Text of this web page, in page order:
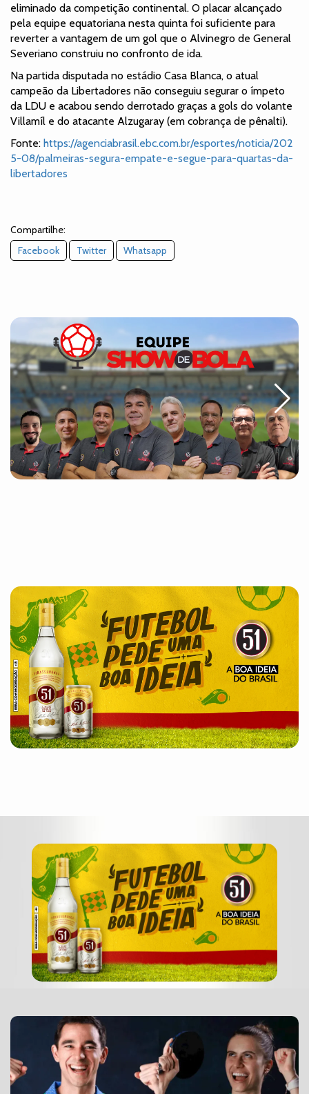
eliminado da competição continental. O placar alcançado
pela equipe equatoriana nesta quinta foi suficiente para
reverter a vantagem de um gol que o Alvinegro de General
Severiano construiu no confronto de ida.
Na partida disputada no estádio Casa Blanca, o atual
campeão da Libertadores não conseguiu segurar o ímpeto
da LDU e acabou sendo derrotado graças a gols do volante
Villamíl e do atacante Alzugaray (em cobrança de pênalti).
Fonte: https://agenciabrasil.ebc.com.br/esportes/noticia/202
5-08/palmeiras-segura-empate-e-segue-para-quartas-da-
libertadores
Compartilhe:
Facebook
Twitter Whatsapp